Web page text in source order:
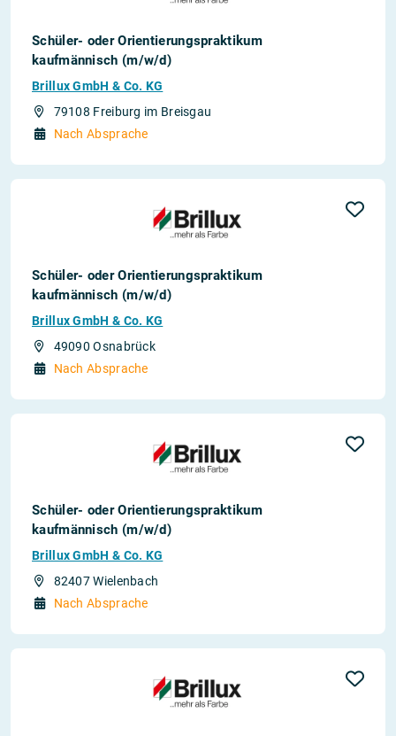
Schüler- oder Orientierungspraktikum
kaufmännisch (m/w/d)
Brillux GmbH & Co. KG
79108 Freiburg im Breisgau
Nach Absprache
Schüler- oder Orientierungspraktikum
kaufmännisch (m/w/d)
Brillux GmbH & Co. KG
49090 Osnabrück
Nach Absprache
Schüler- oder Orientierungspraktikum
kaufmännisch (m/w/d)
Brillux GmbH & Co. KG
82407 Wielenbach
Nach Absprache